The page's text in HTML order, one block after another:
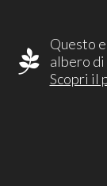
Questo
albero
Scopri il